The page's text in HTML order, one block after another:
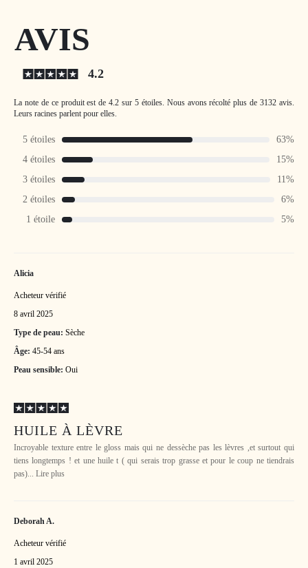
AVIS
4.2
La note de ce produit est de 4.2 sur 5 étoiles. Nous avons récolté plus de 3132 avis.
Leurs racines parlent pour elles.
5 étoiles
63%
4 étoiles
15%
3 étoiles
11%
2 étoiles
6%
1 étoile
5%
Alicia
Acheteur vérifié
8 avril 2025
Type de peau: Sèche
Âge: 45-54 ans
Peau sensible: Oui
HUILE À LÈVRE
Incroyable texture entre le gloss mais qui ne dessèche pas les lèvres ,et surtout qui
tiens longtemps ! et une huile t ( qui serais trop grasse et pour le coup ne tiendrais
pas)... Lire plus
Deborah A.
Acheteur vérifié
1 avril 2025